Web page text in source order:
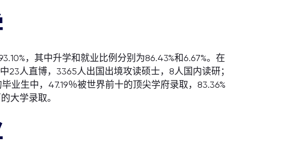
，其中升学和就业比例分别为86.43%和6.67%。在
23人直博，3365人出国出境攻读硕士，8人国内读研；
业生中，47.19％被世界前十的顶尖学府录取，83.36%
大学录取。